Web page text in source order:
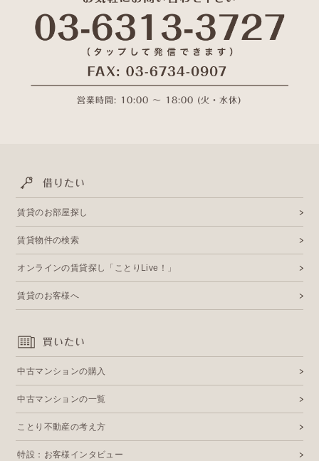
営業時間: 10:00 〜 18:00 (火・水休)
借りたい
賃貸のお部屋探し
賃貸物件の検索
オンラインの賃貸探し「ことりLive！」
賃貸のお客様へ
買いたい
中古マンションの購入
中古マンションの一覧
ことり不動産の考え方
特設：お客様インタビュー